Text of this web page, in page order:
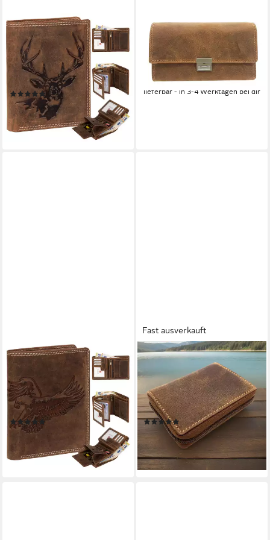
EAAKIE
Geldbörse RFID Büffel Echt
Leder Geldbörse
Portemonnaie Herren mit
Motiv, RFID Schutz
(4)
19,95 €
lieferbar - in 3-4 Werktagen bei dir
JOCKEY CLUB
Kellnerbörse Taxibörse,
Geldbörse, echt Leder, mit
RFID Schutz
44,99 €
lieferbar - in 3-4 Werktagen bei dir
EAAKIE
Geldbörse RFID Büffel Echt
Leder Geldbörse
Portemonnaie Herren mit
Motiv, RFID Schutz
(2)
19,95 €
lieferbar - in 3-4 Werktagen bei dir
Fast ausverkauft
JOCKEY CLUB
Mini Geldbörse kleines echt
Leder Portemonnaie mit RFID
Schutz, umlaufender
Reißverschluss, rustikales
Büffelleder(1)
27,99 €
lieferbar - in 3-4 Werktagen bei dir